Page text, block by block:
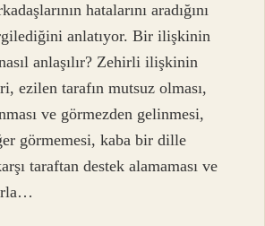
hatalarını aradığını
anlatıyor. Bir ilişkinin
anlaşılır? Zehirli ilişkinin
ezilen tarafın mutsuz olması,
ve görmezden gelinmesi,
görmemesi, kaba bir dille
taraftan destek alamaması ve